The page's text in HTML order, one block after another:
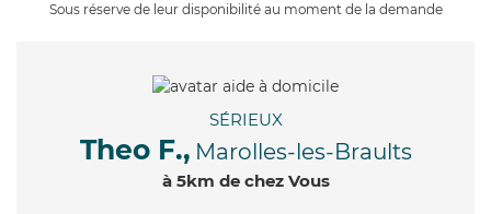
Sous réserve de leur disponibilité au moment de la demande
SÉRIEUX
Theo F., Marolles-les-Braults
à 5km de chez Vous